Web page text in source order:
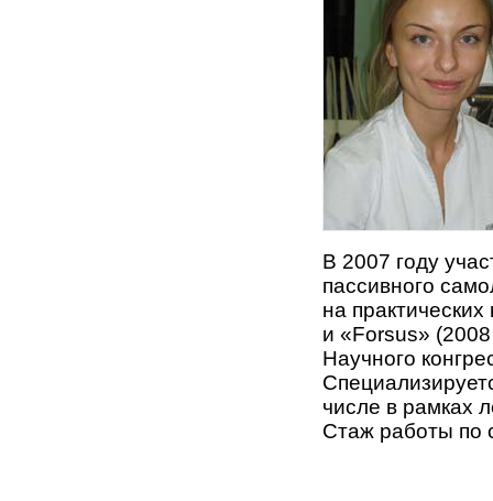
В 2007 году
пассивного
на
и «Forsus» (2008
Научного
числе в рамках
Стаж работы по